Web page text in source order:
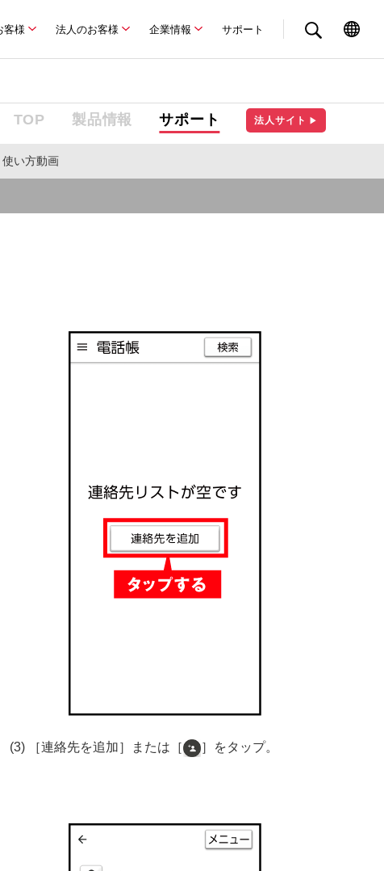
客様 法人のお客様 企業情報 サポート
TOP 製品情報 サポート 法人サイト ▶
使い方動画
(3) ［連絡先を追加］または［ ］をタップ。